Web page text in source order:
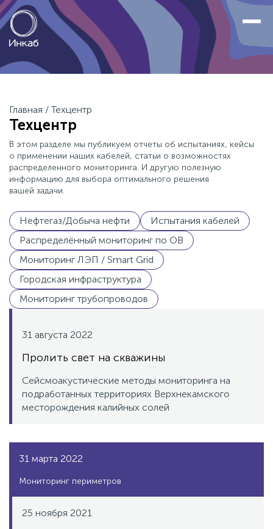
Главная /Техцентр
Техцентр
В этом разделе мы публикуем отчеты об испытаниях, кейсы
о применении наших кабелей, статьи о возможностях
распределенного мониторинга. И другую полезную
информацию для выбора оптимального решения
вашей задачи.
Нефтегаз/Добыча нефти
Испытания кабелей
Распределённый мониторинг по ОВ
Мониторинг ЛЭП / Smart Grid
Городская инфраструктура
Мониторинг трубопроводов
31 августа 2022
Пролить свет на скважины
Сейсмоакустические методы мониторинга на
подработанных территориях Верхнекамского
месторождения калийных солей
31 марта 2022
Мониторинг периметров
25 ноября 2021